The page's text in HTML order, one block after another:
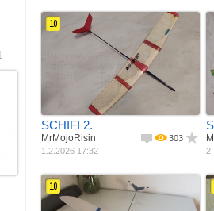
Vlastní konstrukce
Balza + potah
600 mm
690 mm
57 g
10
SCHIFI 2.
303
MrMojoRisin
1.2.2026 17:32
10